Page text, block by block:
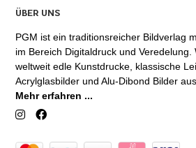
ÜBER UNS
PGM ist ein traditionsreicher Bildverlag
im Bereich Digitaldruck und Veredelung.
weltweit edle Kunstdrucke, klassische
Acrylglasbilder und Alu-Dibond Bilder
Mehr erfahren ...